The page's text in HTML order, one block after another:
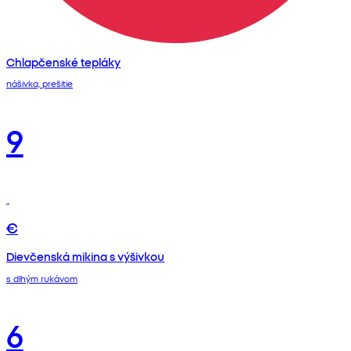
Chlapčenské tepláky
nášivka, prešitie
9
€
Dievčenská mikina s výšivkou
s dlhým rukávom
6